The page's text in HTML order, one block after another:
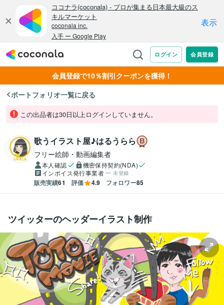
会員登録で10％割引クーポンを獲得！
ポートフォリオ一覧に戻る
この出品者は30日以上ログインしていません。
歌うイラスト屋♪はるうらら
フリー絵師・動画編集者
本人確認
機密保持契約(NDA)
インボイス発行事業者
未登録
販売実績61 評価 4.9 フォロワー85
ツイッターのヘッダーイラスト制作